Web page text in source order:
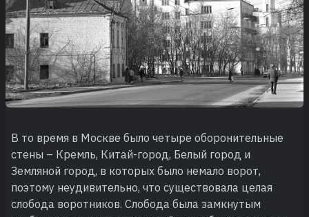
В то время в Москве было четыре оборонительные
стены – Кремль, Китай-город, Белый город и
Земляной город, в которых было немало ворот,
поэтому неудивительно, что существовала целая
слобода воротников. Слобода была замкнутым